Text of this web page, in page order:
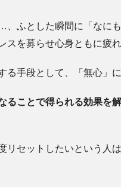
ふとした瞬間に「なに
スを募らせ心身ともに疲
る手段として、「無心」
ることで得られる効果を
リセットしたいという人